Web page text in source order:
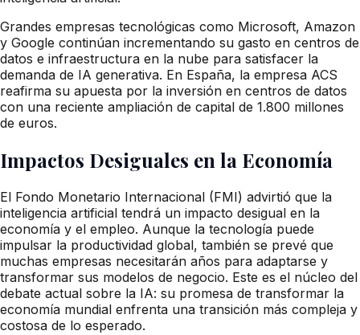
Grandes empresas tecnológicas como Microsoft, Amazon
y Google continúan incrementando su gasto en centros de
datos e infraestructura en la nube para satisfacer la
demanda de IA generativa. En España, la empresa ACS
reafirma su apuesta por la inversión en centros de datos
con una reciente ampliación de capital de 1.800 millones
de euros.
Impactos Desiguales en la Economía
El Fondo Monetario Internacional (FMI) advirtió que la
inteligencia artificial tendrá un impacto desigual en la
economía y el empleo. Aunque la tecnología puede
impulsar la productividad global, también se prevé que
muchas empresas necesitarán años para adaptarse y
transformar sus modelos de negocio. Este es el núcleo del
debate actual sobre la IA: su promesa de transformar la
economía mundial enfrenta una transición más compleja y
costosa de lo esperado.